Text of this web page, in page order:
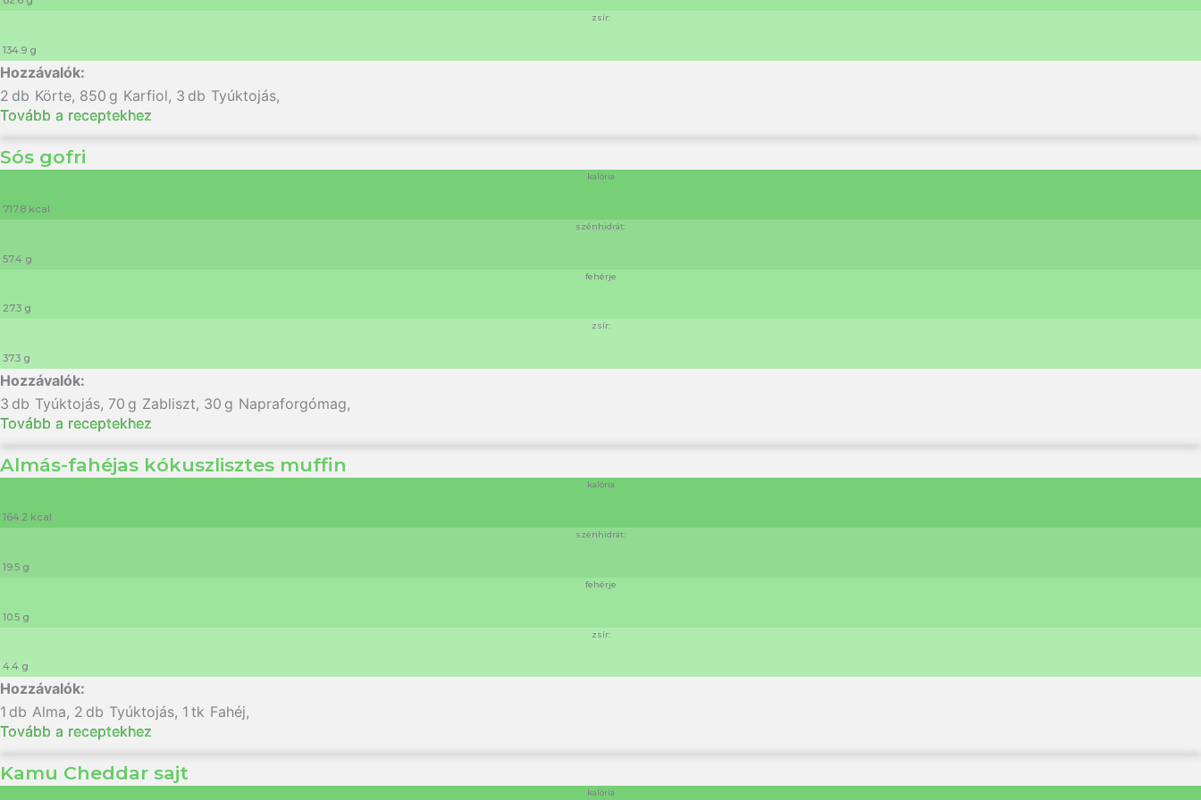
zsír:
134.9 g
2 db Körte, 850 g Karfiol, 3 db Tyúktojás,
Tovább a receptekhez
Sós gofri
kalória
717.8 kcal
szénhidrát:
57.4 g
fehérje
27.3 g
zsír:
37.3 g
3 db Tyúktojás, 70 g Zabliszt, 30 g Napraforgómag,
Tovább a receptekhez
Almás-fahéjas kókuszlisztes muffin
kalória
164.2 kcal
szénhidrát:
19.5 g
fehérje
10.5 g
zsír:
4.4 g
1 db Alma, 2 db Tyúktojás, 1 tk Fahéj,
Tovább a receptekhez
Kamu Cheddar sajt
kalória